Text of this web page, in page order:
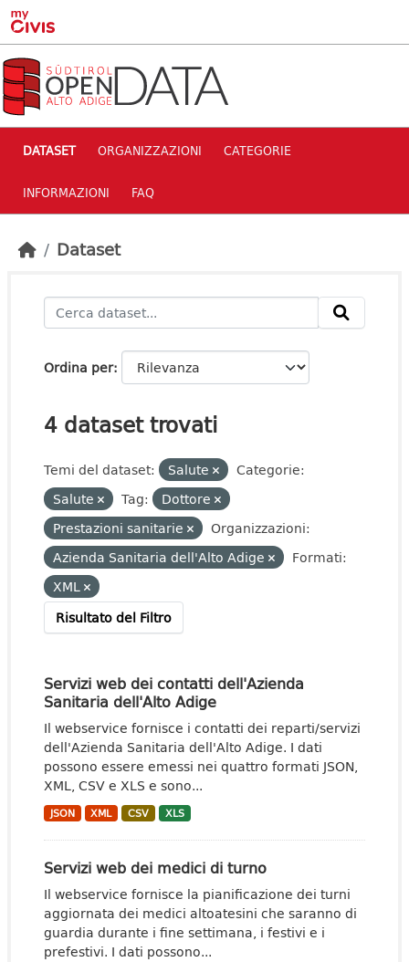
Skip to main content
DATASET ORGANIZZAZIONI CATEGORIE
INFORMAZIONI FAQ
Dataset
Ordina per
4 dataset trovati
Temi del dataset: Salute
Categorie:
Salute
Tag:
Dottore
Prestazioni sanitarie
Organizzazioni:
Azienda Sanitaria dell'Alto Adige
Formati:
XML
Risultato del Filtro
Servizi web dei contatti dell'Azienda
Sanitaria dell'Alto Adige
Il webservice fornisce i contatti dei reparti/servizi
dell'Azienda Sanitaria dell'Alto Adige. I dati
possono essere emessi nei quattro formati JSON,
XML, CSV e XLS e sono...
JSON XML CSV XLS
Servizi web dei medici di turno
Il webservice fornisce la pianificazione dei turni
aggiornata dei medici altoatesini che saranno di
guardia durante i fine settimana, i festivi e i
prefestivi. I dati possono...